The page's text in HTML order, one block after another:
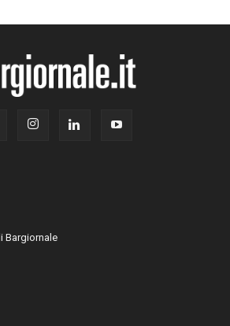
Bargiornale